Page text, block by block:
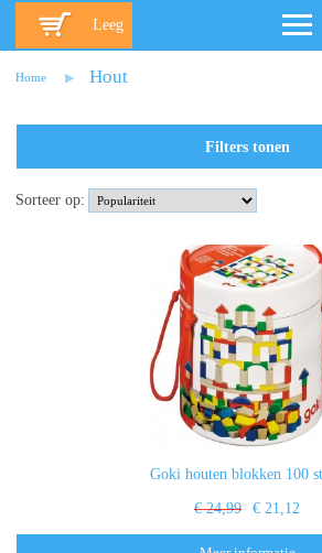
Leeg
Home Hout
Filters tonen
Sorteer op:
Goki houten blokken 100
€ 24,99 € 21,12